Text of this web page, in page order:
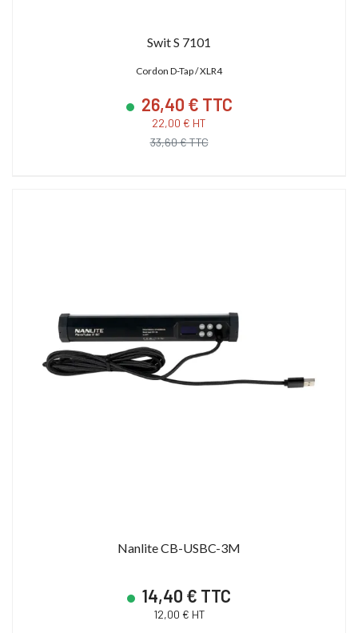
Swit S 7101
Cordon D-Tap / XLR4
26,40 € TTC
22,00 € HT
33,60 € TTC
Nanlite CB-USBC-3M
14,40 € TTC
12,00 € HT